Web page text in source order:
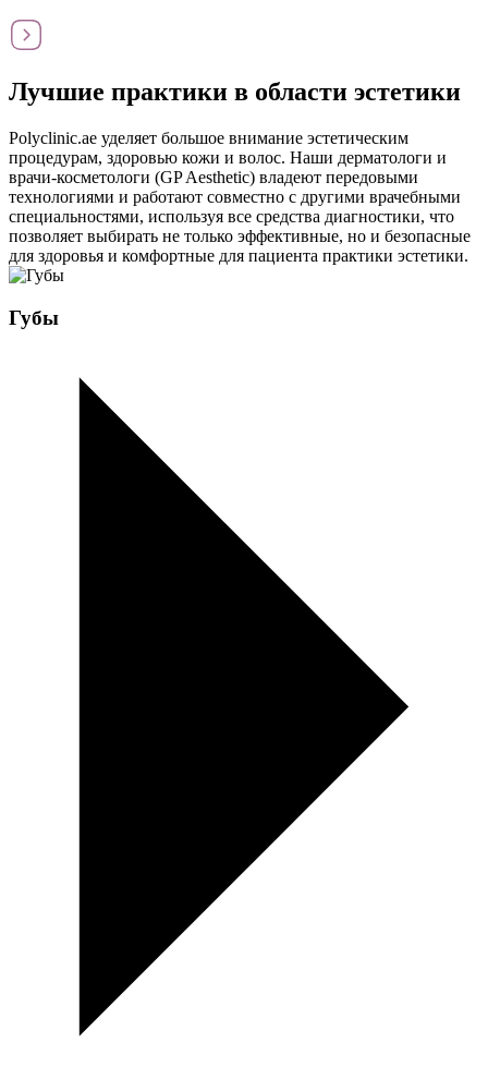
Лучшие практики в области эстетики
Polyclinic.ae уделяет большое внимание эстетическим
процедурам, здоровью кожи и волос. Наши дерматологи и
врачи-косметологи (GP Aesthetic) владеют передовыми
технологиями и работают совместно с другими врачебными
специальностями, используя все средства диагностики, что
позволяет выбирать не только эффективные, но и безопасные
для здоровья и комфортные для пациента практики эстетики.
Губы